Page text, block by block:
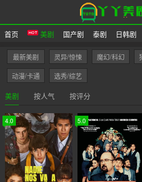
爱美剧
首页 美剧 国产剧 泰剧 日韩剧
最新美剧 灵异/惊悚 魔幻/科幻
动漫/卡通
选秀/综艺
美剧 按人气 按评分
4.0 5.0